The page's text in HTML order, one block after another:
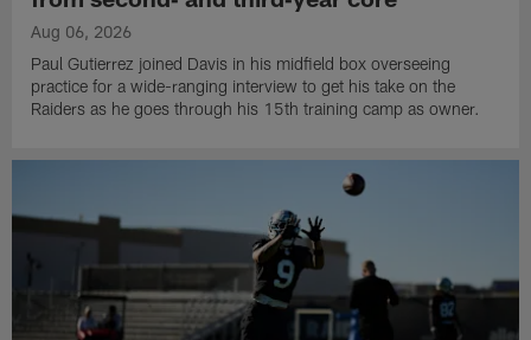
Aug 06, 2026
Paul Gutierrez joined Davis in his midfield box overseeing
practice for a wide-ranging interview to get his take on the
Raiders as he goes through his 15th training camp as owner.